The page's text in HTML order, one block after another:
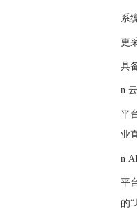
系
更
具
n
平
业
n
平
的“